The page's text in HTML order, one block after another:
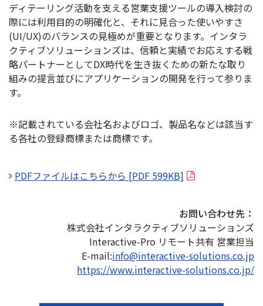
ディテーリング活動を支える営業支援ツールの導入検討の
際には利用目的の明確化と、それに見合った使いやすさ
(UI/UX)のバランスの見極めが重要となります。インタラ
クティブソリューションズは、信頼と実績でお応えする戦
略パートナーとしてDX時代を生き抜くための新たな取り
組みの提言並びにアプリケーションの開発を行って参りま
す。
※記載されている会社名およびロゴ、製品名などは該当す
る各社の登録商標または商標です。
PDFファイルはこちらから [PDF 599KB]
お問い合わせ先：
株式会社インタラクティブソリューションズ
Interactive-Pro リモート共有 営業担当
E-mail:info@interactive-solutions.co.jp
https://www.interactive-solutions.co.jp/